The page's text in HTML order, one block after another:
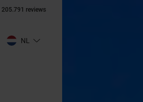
205.791 reviews
NL